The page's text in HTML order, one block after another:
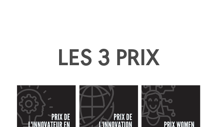
LES 3 PRIX